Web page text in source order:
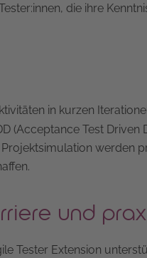
die ihre
in kurzen
(Acceptance Test
werden
und
Tester Extension